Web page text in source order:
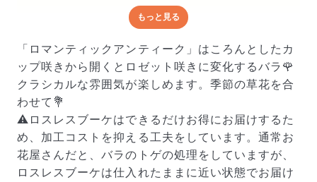
どんな梱包で届くの？
出荷前に水揚げ（花が水を吸いやすくなる処理）を施
し、専用ボックスに丁寧に梱包してお届けしています。
きゅっとまとめられて一見窮屈そうに見えますが、輸送
中の衝撃による折れや擦れを軽減する効果があります。
もっと見る
「ロマンティックアンティーク」はころんとしたカ
ップ咲きから開くとロゼット咲きに変化するバラ🌹
クラシカルな雰囲気が楽しめます。季節の草花を合
わせて💐
⚠️ロスレスブーケはできるだけお得にお届けするた
め、加工コストを抑える工夫をしています。通常お
花屋さんだと、バラのトゲの処理をしていますが、
ロスレスブーケは仕入れたままに近い状態でお届け